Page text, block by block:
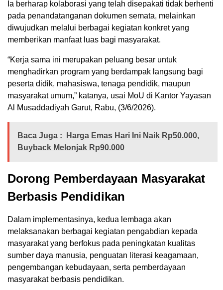
Ia berharap kolaborasi yang telah disepakati tidak berhenti
pada penandatanganan dokumen semata, melainkan
diwujudkan melalui berbagai kegiatan konkret yang
memberikan manfaat luas bagi masyarakat.
“Kerja sama ini merupakan peluang besar untuk
menghadirkan program yang berdampak langsung bagi
peserta didik, mahasiswa, tenaga pendidik, maupun
masyarakat umum,” katanya, usai MoU di Kantor Yayasan
Al Musaddadiyah Garut, Rabu, (3/6/2026).
Baca Juga :
Harga Emas Hari Ini Naik Rp50.000,
Buyback Melonjak Rp90.000
Dorong Pemberdayaan Masyarakat
Berbasis Pendidikan
Dalam implementasinya, kedua lembaga akan
melaksanakan berbagai kegiatan pengabdian kepada
masyarakat yang berfokus pada peningkatan kualitas
sumber daya manusia, penguatan literasi keagamaan,
pengembangan kebudayaan, serta pemberdayaan
masyarakat berbasis pendidikan.